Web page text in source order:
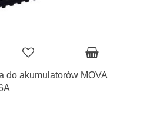
do akumulatorów MOVA